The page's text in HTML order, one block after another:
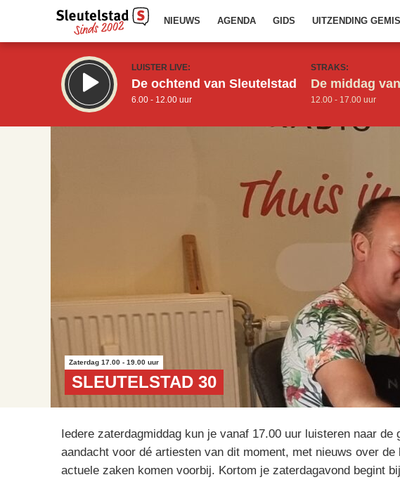
NIEUWS AGENDA GIDS UITZENDING
LUISTER LIVE:
De ochtend van Sleutelstad
6.00 - 12.00 uur
STRAKS:
De middag
12.00 - 17.00 uur
Zaterdag 17.00 - 19.00 uur
SLEUTELSTAD 30
Iedere zaterdagmiddag kun je vanaf 17.00 uur luisteren naar
aandacht voor dé artiesten van dit moment, met nieuws over
actuele zaken komen voorbij. Kortom je zaterdagavond begint